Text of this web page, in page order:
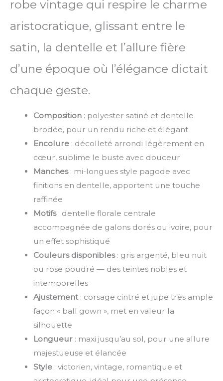
robe vintage qui respire le charme
aristocratique, glissant entre le
satin, la dentelle et l’allure fière
d’une époque où l’élégance dictait
chaque geste.
Composition: polyester satiné et dentelle
brodée, pour un rendu riche et élégant
Encolure: décolleté arrondi légèrement en
cœur, sublime le buste avec douceur
Manches: mi-longues style pagode avec
finitions en dentelle, apportent une touche
raffinée
Motifs: dentelle florale centrale
accompagnée de galons dorés ou ivoire, pour
un effet sophistiqué
Couleurs disponibles: gris argenté, bleu nuit
ou rose poudré — des teintes nobles et
intemporelles
Ajustement: corsage cintré et jupe très ample
façon « ball gown », met en valeur la
silhouette
Longueur: maxi jusqu’au sol, pour une allure
majestueuse et élancée
Style: victorien, vintage, romantique et